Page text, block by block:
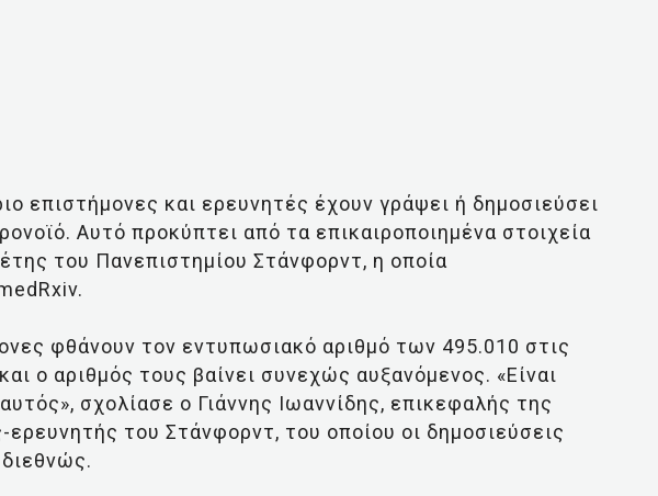
επιστήμονες και ερευνητές έχουν γράψει ή δημοσιεύσει
Αυτό προκύπτει από τα επικαιροποιημένα στοιχεία
του Πανεπιστημίου Στάνφορντ, η οποία
φθάνουν τον εντυπωσιακό αριθμό των 495.010 στις
ο αριθμός τους βαίνει συνεχώς αυξανόμενος. «Είναι
σχολίασε ο Γιάννης Ιωαννίδης, επικεφαλής της
ερευνητής του Στάνφορντ, του οποίου οι δημοσιεύσεις